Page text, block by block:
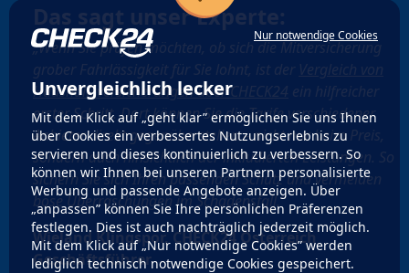
Nur notwendige Cookies
Unvergleichlich lecker
Mit dem Klick auf „geht klar” ermöglichen Sie uns Ihnen
über Cookies ein verbessertes Nutzungserlebnis zu
servieren und dieses kontinuierlich zu verbessern. So
können wir Ihnen bei unseren Partnern personalisierte
Werbung und passende Angebote anzeigen. Über
„anpassen” können Sie Ihre persönlichen Präferenzen
festlegen. Dies ist auch nachträglich jederzeit möglich.
Mit dem Klick auf „Nur notwendige Cookies” werden
lediglich technisch notwendige Cookies gespeichert.
Das sagt unser Experte:
„Wenn Sie prüfen möchten, ob sich die Mitversicherung
grober Fahrlässigkeit für Sie lohnt, ist der Vergleich von
Haushaltsversicherungen über CHECK24 ein hilfreicher
erster Schritt. Dort können Sie die Tarife verschiedener
Anbieter direkt gegenüberstellen – nicht nur beim Preis,
sondern auch hinsichtlich der inkludierten Leistungen. So
sichern Sie sich Ihren passenden Schutz und vermeiden
böse Überraschungen im Schadensfall.“
Wieland Klingspor, CHECK24 Österreich
Geschäftsführer